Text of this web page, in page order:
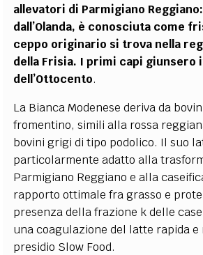
allevatori di Parmigiano
dall’Olanda, è conosciuta come
ceppo originario si trova nella
della Frisia. I primi capi giunsero
dell’Ottocento.
La Bianca Modenese deriva da
fromentino, simili alla rossa
bovini grigi di tipo podolico. Il suo
particolarmente adatto alla
Parmigiano Reggiano e alla
rapporto ottimale fra grasso e
presenza della frazione k delle
una coagulazione del latte rapida e
presidio Slow Food.